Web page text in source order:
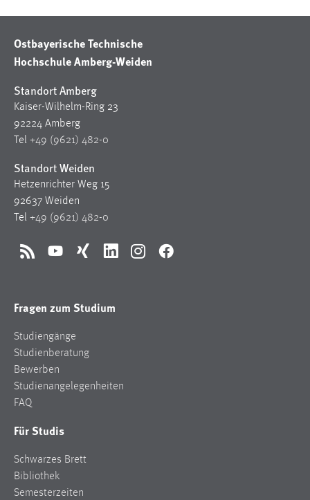
Ostbayerische Technische
Hochschule Amberg-Weiden
Standort Amberg
Kaiser-Wilhelm-Ring 23
92224 Amberg
Tel +49 (9621) 482-0
Standort Weiden
Hetzenrichter Weg 15
92637 Weiden
Tel +49 (9621) 482-0
RSS YouTubeXing LinkedInInstagramFacebook
Fragen zum Studium
Studiengänge
Studienberatung
Bewerben
Studienangelegenheiten
FAQ
Für Studis
Schwarzes Brett
Bibliothek
Semesterzeiten
MARKETING
Marketing Cookies werden von Drittanbietern
verwendet, um personalisierte Werbung anzuzeigen.
Sie tun dies, indem sie Besucher über Websites
hinweg verfolgen.
Google Ads
Name:
_gcl_au
Google Ireland Limited
3 Monate
Facebook Pixel
Facebook
Zweck: